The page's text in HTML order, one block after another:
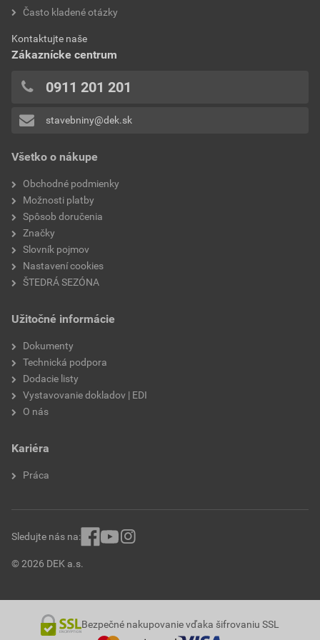
povrchová úprava
hmotnosť 1ks
model
typ
hodnotilo 0 užívateľov
Pridávať hodnotenie môže iba prihlásený užívateľ.
Všetko o nákupe
Obchodné podmienky
Možnosti platby
Spôsob doručenia
Značky
Slovník pojmov
Nastavení cookies
ŠTEDRÁ SEZÓNA
Užitočné informácie
Dokumenty
Technická podpora
Dodacie listy
Vystavovanie dokladov | EDI
O nás
Kariéra
Práca
Často kladené otázky
Kontaktujte naše
Zákaznícke centrum
0911 201 201
stavebniny@dek.sk
© 2026 DEK a.s.
Sledujte nás na:
Bezpečné nakupovanie vďaka šifrovaniu SSL